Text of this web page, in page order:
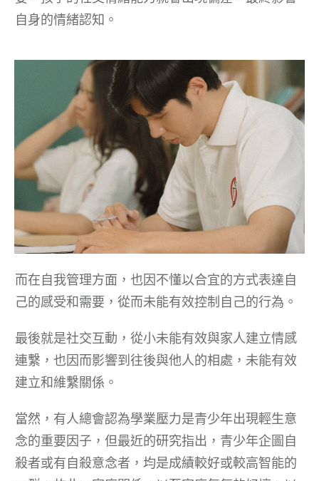
自身的情緒認知。
而在自我管理方面，也因不懂以合宜的方式表達自
己的感受和需要，從而未能有效控制自己的行為。
最後就是社交互動，從小未能有效與家人建立情感
連繫，也因而影響到往後與他人的相處，未能有效
建立和維繫關係。
當然，有人總會認為學業壓力是青少年出現輕生意
念的重要因子，但最近的研究指出，青少年企圖自
殺者或有自殺意念者，均是成績較好或較高智能的